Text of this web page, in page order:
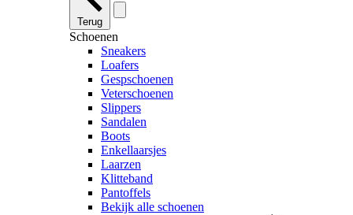
Terug
Schoenen
Sneakers
Loafers
Gespschoenen
Veterschoenen
Slippers
Sandalen
Boots
Enkellaarsjes
Laarzen
Klitteband
Pantoffels
Bekijk alle schoenen